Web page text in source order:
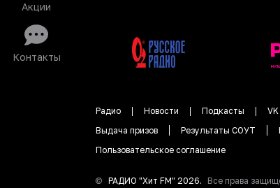
Акции
Контакты
Радио Новости Подкасты VK
Выдача призов
Результаты СОУТ
Пользовательское соглашение
© РАДИО "Хит FM" 2026. Все права